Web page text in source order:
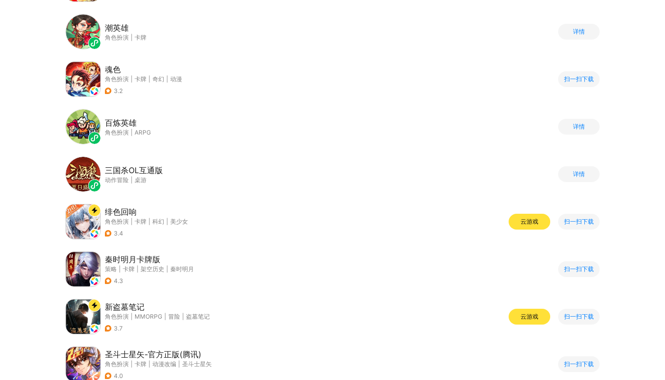
潮英雄
角色扮演 卡牌
详情
魂色
角色扮演 卡牌 奇幻
动漫
3.2
扫一扫下载
百炼英雄
角色扮演 ARPG
详情
三国杀OL互通版
动作冒险 桌游
详情
绯色回响
角色扮演 卡牌 科幻
美少女
3.4
云游戏 扫一扫下载
秦时明月卡牌版
策略 卡牌 架空历史
秦时明月
4.3
扫一扫下载
新盗墓笔记
角色扮演 MMORPG 冒险
盗墓笔记
3.7
云游戏 扫一扫下载
圣斗士星矢-官方正版(腾讯)
角色扮演 卡牌 动漫改编
圣斗士星矢
4.0
扫一扫下载